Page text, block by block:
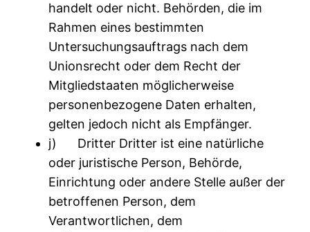
handelt oder nicht. Behörden, die im
Rahmen eines bestimmten
Untersuchungsauftrags nach dem
Unionsrecht oder dem Recht der
Mitgliedstaaten möglicherweise
personenbezogene Daten erhalten,
gelten jedoch nicht als Empfänger.
j) Dritter Dritter ist eine natürliche
oder juristische Person, Behörde,
Einrichtung oder andere Stelle außer der
betroffenen Person, dem
Verantwortlichen, dem